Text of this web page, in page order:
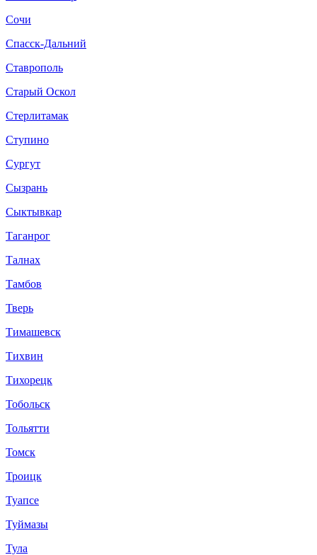
Сочи
Спасск-Дальний
Ставрополь
Старый Оскол
Стерлитамак
Ступино
Сургут
Сызрань
Сыктывкар
Таганрог
Талнах
Тамбов
Тверь
Тимашевск
Тихвин
Тихорецк
Тобольск
Тольятти
Томск
Троицк
Туапсе
Туймазы
Тула